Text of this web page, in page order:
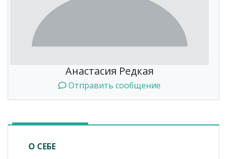
Анастасия Редкая
Отправить сообщение
О СЕБЕ